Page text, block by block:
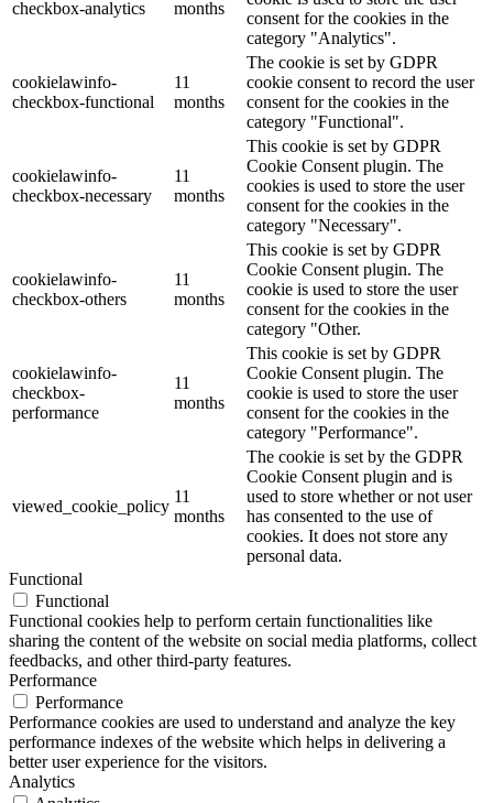
checkbox-analytics
months
consent for the cookies in the
category "Analytics".
cookielawinfo-
checkbox-functional
11
months
The cookie is set by GDPR
cookie consent to record the user
consent for the cookies in the
category "Functional".
cookielawinfo-
checkbox-necessary
11
months
This cookie is set by GDPR
Cookie Consent plugin. The
cookies is used to store the user
consent for the cookies in the
category "Necessary".
cookielawinfo-
checkbox-others
11
months
This cookie is set by GDPR
Cookie Consent plugin. The
cookie is used to store the user
consent for the cookies in the
category "Other.
cookielawinfo-
checkbox-
performance
11
months
This cookie is set by GDPR
Cookie Consent plugin. The
cookie is used to store the user
consent for the cookies in the
category "Performance".
viewed_cookie_policy
11
months
The cookie is set by the GDPR
Cookie Consent plugin and is
used to store whether or not user
has consented to the use of
cookies. It does not store any
personal data.
Functional
Functional
Functional cookies help to perform certain functionalities like
sharing the content of the website on social media platforms, collect
feedbacks, and other third-party features.
Performance
Performance
Performance cookies are used to understand and analyze the key
performance indexes of the website which helps in delivering a
better user experience for the visitors.
Analytics